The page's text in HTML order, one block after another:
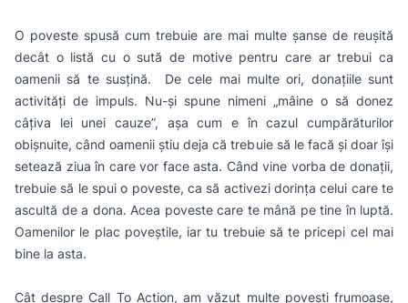
O poveste spusă cum trebuie are mai multe șanse de reușită
decât o listă cu o sută de motive pentru care ar trebui ca
oamenii să te susțină. De cele mai multe ori, donațiile sunt
activități de impuls. Nu-și spune nimeni „mâine o să donez
câțiva lei unei cauze”, așa cum e în cazul cumpărăturilor
obișnuite, când oamenii știu deja că trebuie să le facă și doar își
setează ziua în care vor face asta. Când vine vorba de donații,
trebuie să le spui o poveste, ca să activezi dorința celui care te
ascultă de a dona. Acea poveste care te mână pe tine în luptă.
Oamenilor le plac poveștile, iar tu trebuie să te pricepi cel mai
bine la asta.
Cât despre Call To Action, am văzut multe povești frumoase,